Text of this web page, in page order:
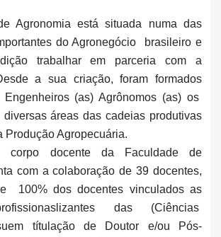
Agronomia está situada numa das
do Agronegócio brasileiro e
trabalhar em parceria com a
a sua criação, foram formados
(as) Agrônomos (as) os
áreas das cadeias produtivas
Produção Agropecuária.
corpo docente da Faculdade de
com a colaboração de 39 docentes,
100% dos docentes vinculados as
das (Ciências
títulação de Doutor e/ou Pós-